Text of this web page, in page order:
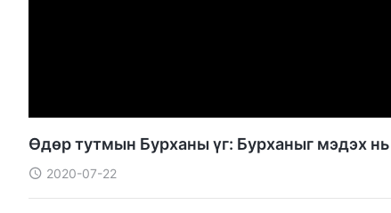
Өдөр тутмын Бурханы үг: Бурханыг мэдэх
2020-07-22